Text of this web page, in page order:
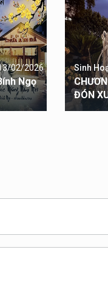
02/2026
Ngọ
Sinh
ĐÓN